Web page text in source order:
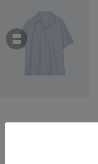
【イレニ